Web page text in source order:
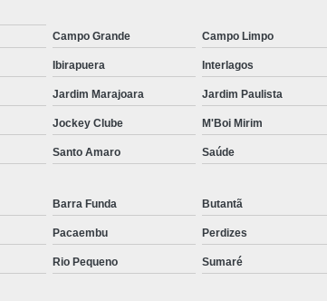
Nano Micropigmentação de Barba
Nano Pigmentação Cabelo Rio
Nano
Nano
Nano
Pigmentação Capilar 3d
Pigmentação Capilar em
Campo Grande Campo Limpo
Ibirapuera Interlagos
Jardim Marajoara Jardim Paulista
Jockey Clube M'Boi Mirim
Santo Amaro Saúde
Barra Funda Butantã
Pacaembu Perdizes
Rio Pequeno Sumaré